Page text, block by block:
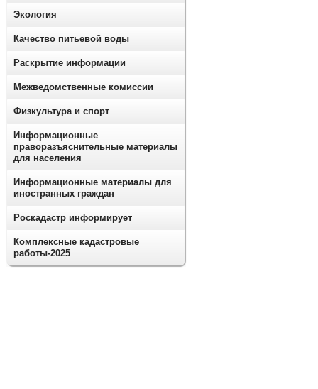
Экология
Качество питьевой воды
Раскрытие информации
Межведомственные комиссии
Физкультура и спорт
Информационные
праворазъяснительные материалы
для населения
Информационные материалы для
иностранных граждан
Роскадастр информирует
Комплексные кадастровые
работы-2025